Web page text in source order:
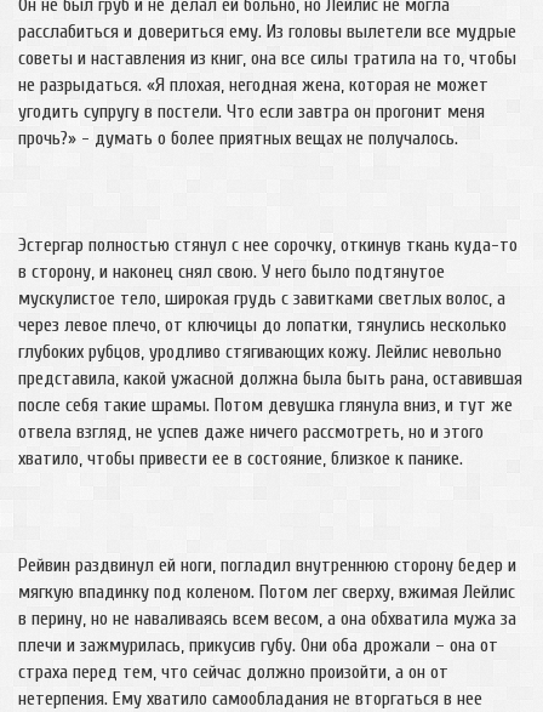
Он не был груб и не делал ей больно, но Лейлис не могла
расслабиться и довериться ему. Из головы вылетели все мудрые
советы и наставления из книг, она все силы тратила на то, чтобы
не разрыдаться. «Я плохая, негодная жена, которая не может
угодить супругу в постели. Что если завтра он прогонит меня
прочь?» - думать о более приятных вещах не получалось.
Эстергар полностью стянул с нее сорочку, откинув ткань куда-то
в сторону, и наконец снял свою. У него было подтянутое
мускулистое тело, широкая грудь с завитками светлых волос, а
через левое плечо, от ключицы до лопатки, тянулись несколько
глубоких рубцов, уродливо стягивающих кожу. Лейлис невольно
представила, какой ужасной должна была быть рана, оставившая
после себя такие шрамы. Потом девушка глянула вниз, и тут же
отвела взгляд, не успев даже ничего рассмотреть, но и этого
хватило, чтобы привести ее в состояние, близкое к панике.
Рейвин раздвинул ей ноги, погладил внутреннюю сторону бедер и
мягкую впадинку под коленом. Потом лег сверху, вжимая Лейлис
в перину, но не наваливаясь всем весом, а она обхватила мужа за
плечи и зажмурилась, прикусив губу. Они оба дрожали – она от
страха перед тем, что сейчас должно произойти, а он от
нетерпения. Ему хватило самообладания не вторгаться в нее